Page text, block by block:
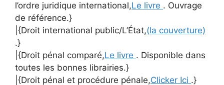
l’ordre juridique international,Le livre . Ouvrage
de référence.}
|{Droit international public/L’État,(la couverture)
.}
|{Droit pénal comparé,Le livre . Disponible dans
toutes les bonnes librairies.}
|{Droit pénal et procédure pénale,Clicker Ici .}